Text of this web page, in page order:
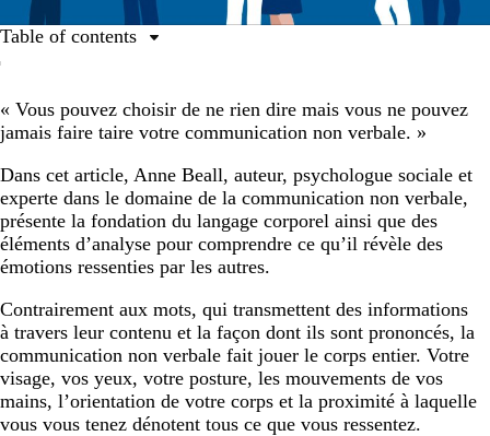
« Vous pouvez choisir de ne rien dire mais vous ne pouvez
jamais faire taire votre communication non verbale. »
Dans cet article, Anne Beall, auteur, psychologue sociale et
experte dans le domaine de la communication non verbale,
présente la fondation du langage corporel ainsi que des
éléments d’analyse pour comprendre ce qu’il révèle des
émotions ressenties par les autres.
Contrairement aux mots, qui transmettent des informations
à travers leur contenu et la façon dont ils sont prononcés, la
communication non verbale fait jouer le corps entier. Votre
visage, vos yeux, votre posture, les mouvements de vos
mains, l’orientation de votre corps et la proximité à laquelle
vous vous tenez dénotent tous ce que vous ressentez.
Table of contents
Les expressions faciales : déchiffrer les mouvements du
Le contact : ce que le toucher transmet
Les yeux : voyez ce qui fait vraiment réagir les gens
Les gestes individuels : ce qu’ils expriment
La voix : apprenez à lire avec vos oreilles
L’existence des adaptateurs : ces petits gestes qui en
disent long
Enfin, quand vous observez le langage corporel de
quelqu’un, intéressez-vous particulièrement à ces trois